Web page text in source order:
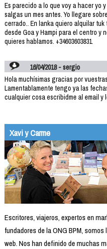
Es parecido a lo que voy a hacer yo
salgas un mes antes. Yo llegare
cerrado.. En lanka quiero alquilar
desde Goa y Hampi para el centro y
quieres hablamos. +34603603831
16/04/2018 - sergio
Hola muchísimas gracias por
Lamentablamente tengo ya las
cualquier cosa escribidme al email y
Xavi y Carme
Escritores, viajeros, expertos en
fundadores de la ONG BPM,
web. Nos han definido de muchas